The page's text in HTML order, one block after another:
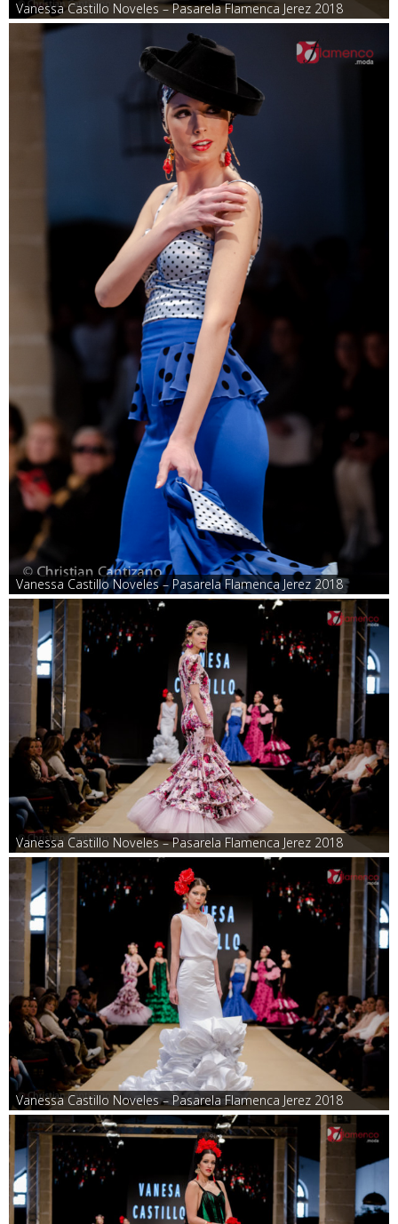
Vanessa Castillo Noveles – Pasarela Flamenca Jerez 2018
Vanessa Castillo Noveles – Pasarela Flamenca Jerez 2018
Vanessa Castillo Noveles – Pasarela Flamenca Jerez 2018
Vanessa Castillo Noveles – Pasarela Flamenca Jerez 2018